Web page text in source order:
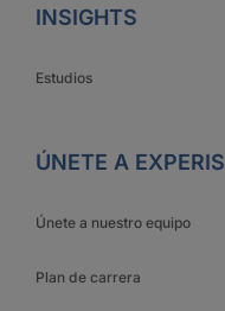
INSIGHTS
Estudios
ÚNETE A EXPERIS
Únete a nuestro equipo
Plan de carrera